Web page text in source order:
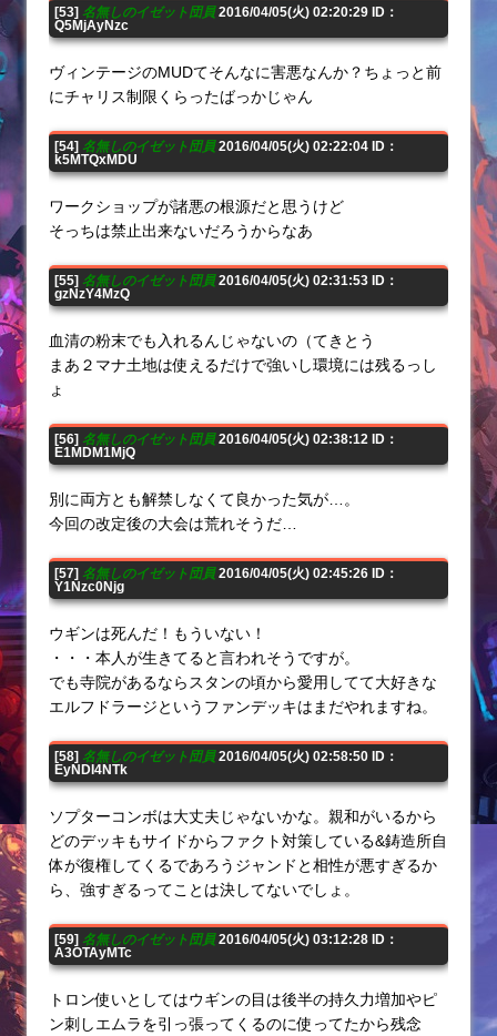
[53] 名無しのイゼット団員2016/04/05(火) 02:20:29 ID：
Q5MjAyNzc
ヴィンテージのMUDてそんなに害悪なんか？ちょっと前
にチャリス制限くらったばっかじゃん
[54] 名無しのイゼット団員2016/04/05(火) 02:22:04 ID：
k5MTQxMDU
ワークショップが諸悪の根源だと思うけど
そっちは禁止出来ないだろうからなあ
[55] 名無しのイゼット団員2016/04/05(火) 02:31:53 ID：
gzNzY4MzQ
血清の粉末でも入れるんじゃないの（てきとう
まあ２マナ土地は使えるだけで強いし環境には残るっし
ょ
[56] 名無しのイゼット団員2016/04/05(火) 02:38:12 ID：
E1MDM1MjQ
別に両方とも解禁しなくて良かった気が…。
今回の改定後の大会は荒れそうだ…
[57] 名無しのイゼット団員2016/04/05(火) 02:45:26 ID：
Y1Nzc0Njg
ウギンは死んだ！もういない！
・・・本人が生きてると言われそうですが。
でも寺院があるならスタンの頃から愛用してて大好きな
エルフドラージというファンデッキはまだやれますね。
[58] 名無しのイゼット団員2016/04/05(火) 02:58:50 ID：
EyNDI4NTk
ソプターコンボは大丈夫じゃないかな。親和がいるから
どのデッキもサイドからファクト対策している&鋳造所自
体が復権してくるであろうジャンドと相性が悪すぎるか
ら、強すぎるってことは決してないでしょ。
[59] 名無しのイゼット団員2016/04/05(火) 03:12:28 ID：
A3OTAyMTc
トロン使いとしてはウギンの目は後半の持久力増加やピ
ン刺しエムラを引っ張ってくるのに使ってたから残念